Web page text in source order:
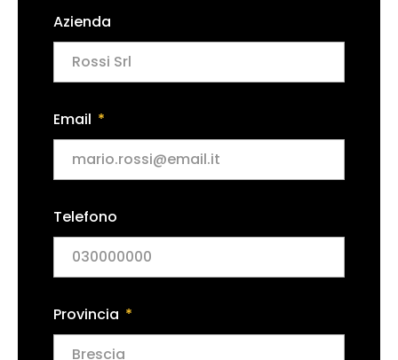
Azienda
Email
Telefono
Provincia